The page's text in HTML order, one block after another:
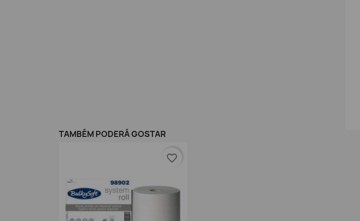
TAMBÉM PODERÁ GOSTAR
favorite_border